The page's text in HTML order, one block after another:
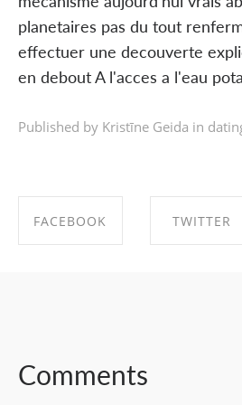
planetaires pas du tout
effectuer une decouverte
en debout A l'acces a l'eau
Published by Kristīne Geida in
FACEBOOK TWITTER
Comments